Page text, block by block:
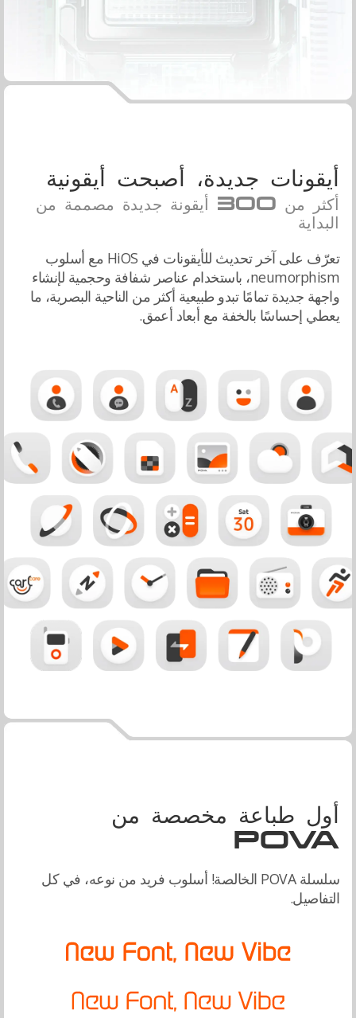
أيقونات جديدة، أصبحت أيقونية
أكثر من 300 أيقونة جديدة مصممة من
البداية
تعرّف على آخر تحديث للأيقونات في HiOS مع أسلوب
neumorphism، باستخدام عناصر شفافة وحجمية لإنشاء
واجهة جديدة تمامًا تبدو طبيعية أكثر من الناحية البصرية، ما
يعطي إحساسًا بالخفة مع أبعاد أعمق.
أول طباعة مخصصة من
POVA
سلسلة POVA الخالصة! أسلوب فريد من نوعه، في كل
التفاصيل.